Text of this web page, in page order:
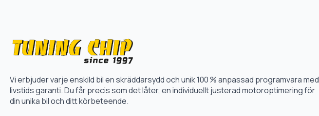
Vi erbjuder varje enskild bil en skräddarsydd och unik 100 % anpassad programvara med
livstids garanti. Du får precis som det låter, en individuellt justerad motoroptimering för
din unika bil och ditt körbeteende.